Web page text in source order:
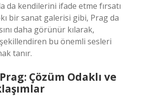
da kendilerini ifade etme fırsatı
bir sanat galerisi gibi, Prag da
daha görünür kılarak,
bu önemli sesleri
tanır.
Çözüm Odaklı ve